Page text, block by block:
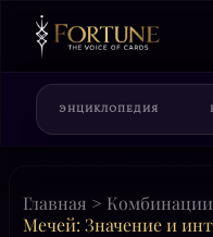
ЭНЦИКЛОПЕДИЯ
Главная > Комбинации
Мечей: Значение и